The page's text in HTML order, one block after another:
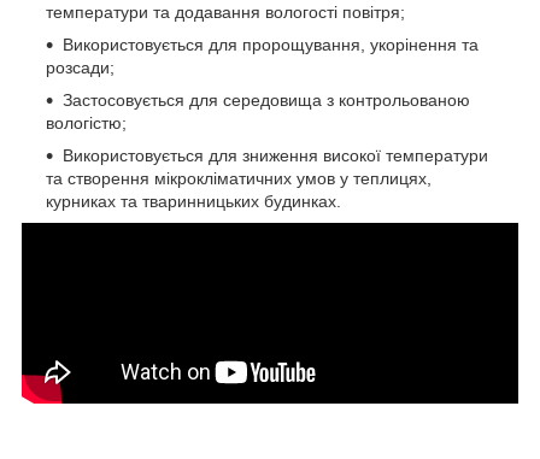
температури та додавання вологості повітря;
Використовується для пророщування, укорінення та
розсади;
Застосовується для середовища з контрольованою
вологістю;
Використовується для зниження високої температури
та створення мікрокліматичних умов у теплицях,
курниках та тваринницьких будинках.